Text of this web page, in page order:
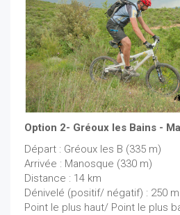
Option 2- Gréoux les Bains -
Départ : Gréoux les B (335 m)
Arrivée : Manosque (330 m)
Distance : 14 km
Dénivelé (positif/ négatif) : 250
Point le plus haut/ Point le plus